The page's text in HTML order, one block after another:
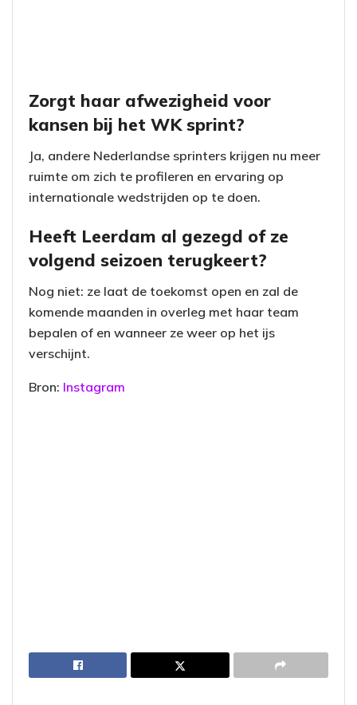
Zorgt haar afwezigheid voor
kansen bij het WK sprint?
Ja, andere Nederlandse sprinters krijgen nu meer
ruimte om zich te profileren en ervaring op
internationale wedstrijden op te doen.
Heeft Leerdam al gezegd of ze
volgend seizoen terugkeert?
Nog niet: ze laat de toekomst open en zal de
komende maanden in overleg met haar team
bepalen of en wanneer ze weer op het ijs
verschijnt.
Bron: Instagram